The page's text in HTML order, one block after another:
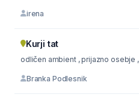
irena
Kurji tat
odličen ambient , prijazno osebje
Branka Podlesnik